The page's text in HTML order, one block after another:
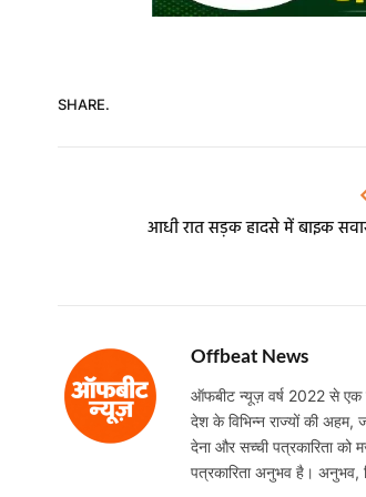
SHARE.
आधी रात सड़क हादसे में बाइक
Offbeat News
ऑफबीट न्यूज़ वर्ष 2022 से एक
देश के विभिन्न राज्यों की
देना और सच्ची पत्रकारिता
पत्रकारिता अनुभव है। अनुभव,